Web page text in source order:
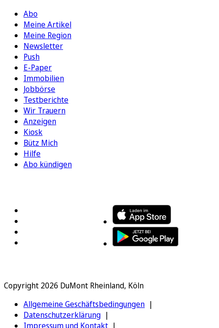
Abo
Meine Artikel
Meine Region
Newsletter
Push
E-Paper
Immobilien
Jobbörse
Testberichte
Wir Trauern
Anzeigen
Kiosk
Bütz Mich
Hilfe
Abo kündigen
Copyright 2026 DuMont Rheinland, Köln
Allgemeine Geschäftsbedingungen
Datenschutzerklärung
Impressum und Kontakt